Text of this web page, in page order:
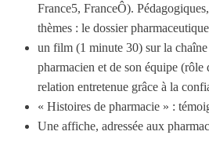
France5, FranceÔ).
thèmes : le dossier
un film (1 minute 30) sur la
pharmacien et de son équipe
relation entretenue grâce à la
« Histoires de pharmacie » :
Une affiche, adressée aux